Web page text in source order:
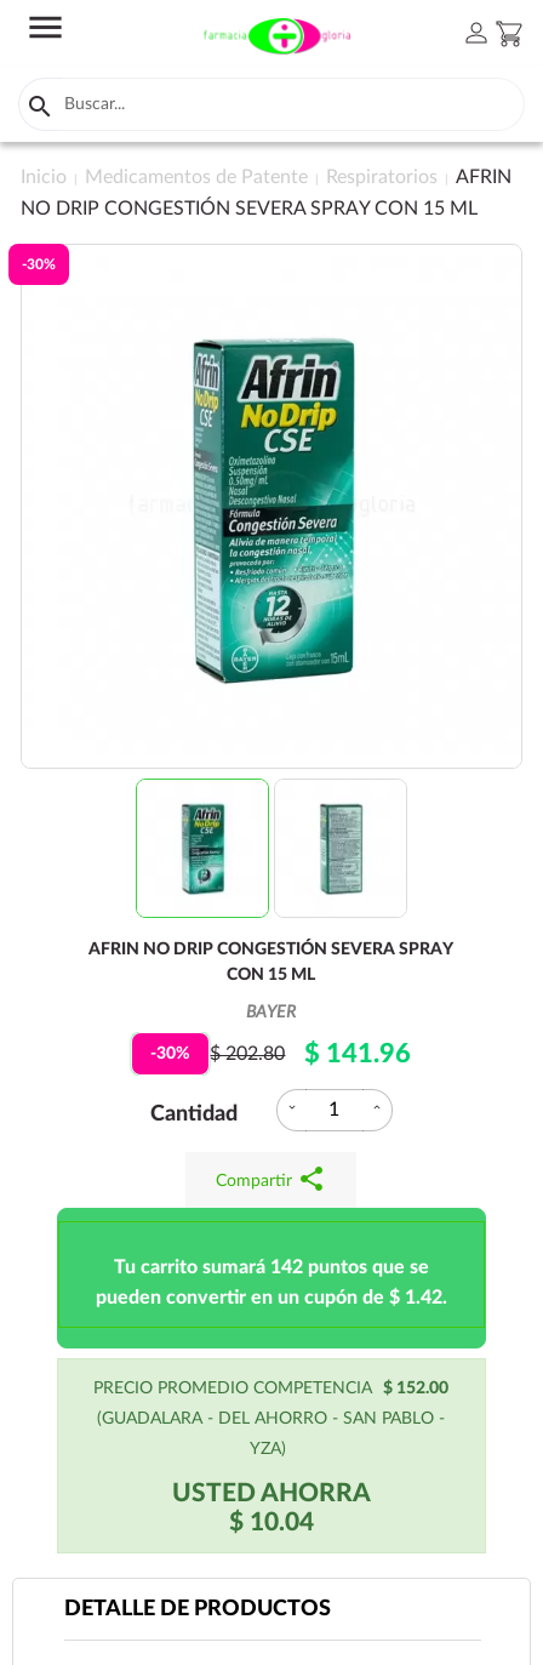
menu person shopping_cart

Inicio Medicamentos de Patente Respiratorios
AFRIN
NO DRIP CONGESTIÓN SEVERA SPRAY CON 15 ML
-30%
AFRIN NO DRIP CONGESTIÓN SEVERA SPRAY
CON 15 ML
BAYER
-30% $ 202.80 $ 141.96
Cantidad expand_more expand_less
Compartir share
Tu carrito sumará 142 puntos que se
pueden convertir en un cupón de $ 1.42.
PRECIO PROMEDIO COMPETENCIA
$ 152.00
(GUADALARA - DEL AHORRO - SAN PABLO -
YZA)
USTED AHORRA
$ 10.04
DETALLE DE PRODUCTOS